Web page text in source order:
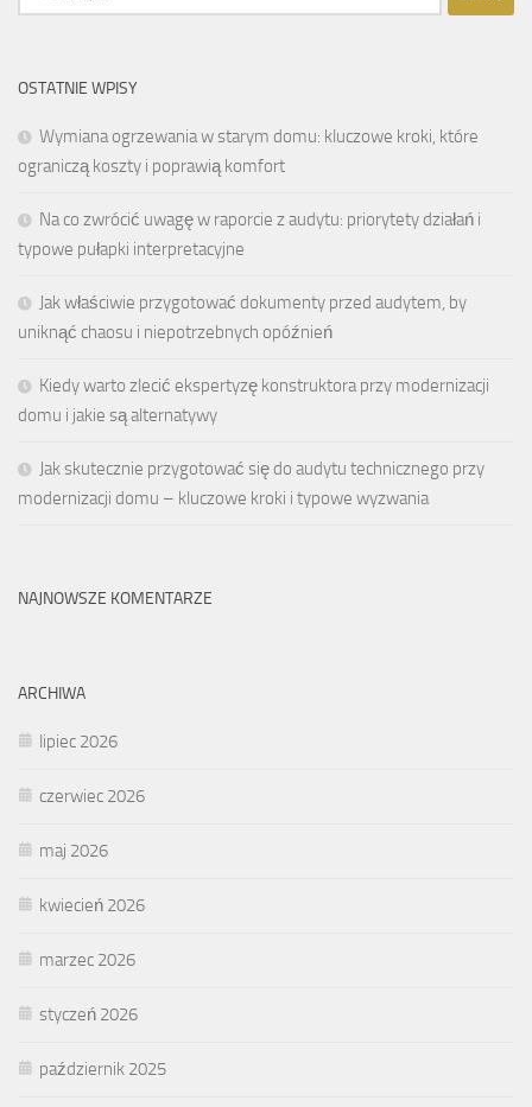
OSTATNIE WPISY
Wymiana ogrzewania w starym domu: kluczowe kroki, które
ograniczą koszty i poprawią komfort
Na co zwrócić uwagę w raporcie z audytu: priorytety działań i
typowe pułapki interpretacyjne
Jak właściwie przygotować dokumenty przed audytem, by
uniknąć chaosu i niepotrzebnych opóźnień
Kiedy warto zlecić ekspertyzę konstruktora przy modernizacji
domu i jakie są alternatywy
Jak skutecznie przygotować się do audytu technicznego przy
modernizacji domu – kluczowe kroki i typowe wyzwania
NAJNOWSZE KOMENTARZE
ARCHIWA
lipiec 2026
czerwiec 2026
maj 2026
kwiecień 2026
marzec 2026
styczeń 2026
październik 2025